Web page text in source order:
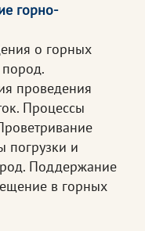
горно-
о горных
пород.
проведения
Процессы
погрузки и
Поддержание
в горных